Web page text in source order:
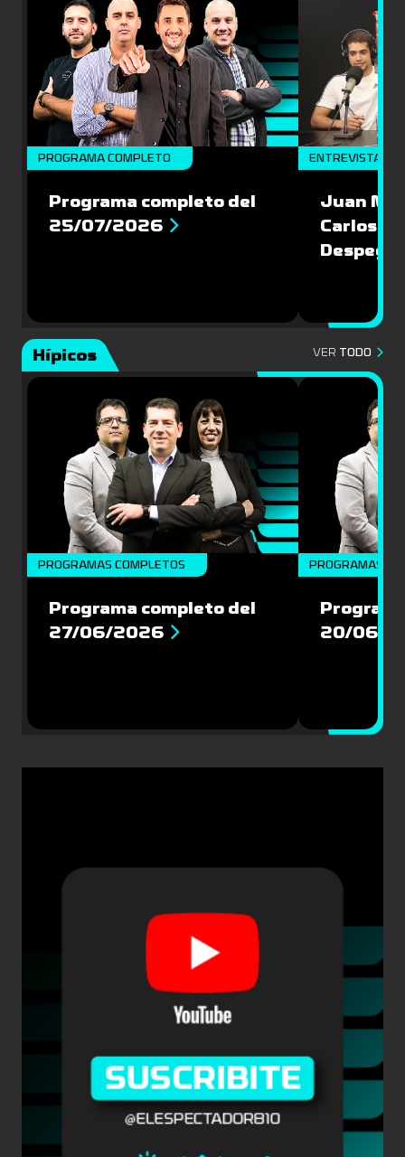
PROGRAMA COMPLETO
Programa completo del
25/07/2026
ENTREVISTAS
Juan
Carlos
Hípicos VER TODO
PROGRAMAS COMPLETOS
Programa completo del
27/06/2026
PROGRAMAS
20/06/